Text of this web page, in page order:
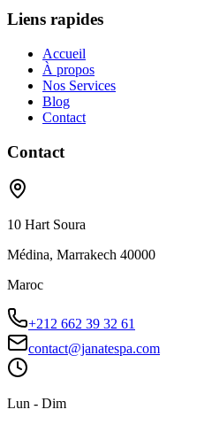
Liens rapides
Accueil
À propos
Nos Services
Blog
Contact
Contact
10 Hart Soura
Médina, Marrakech 40000
Maroc
+212 662 39 32 61
contact@janatespa.com
Lun - Dim